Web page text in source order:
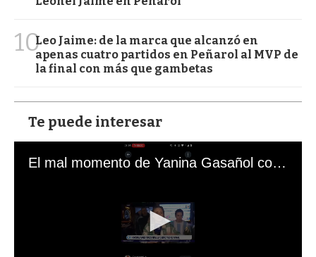
10Leo Jaime: de la marca que alcanzó en
apenas cuatro partidos en Peñarol al MVP de
la final con más que gambetas
Te puede interesar
El mal momento de Yanina Gasañol con un hincha argentino en "Subrayado"